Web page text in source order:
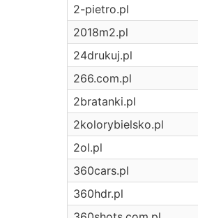
2-pietro.pl
2018m2.pl
24drukuj.pl
266.com.pl
2bratanki.pl
2kolorybielsko.pl
2ol.pl
360cars.pl
360hdr.pl